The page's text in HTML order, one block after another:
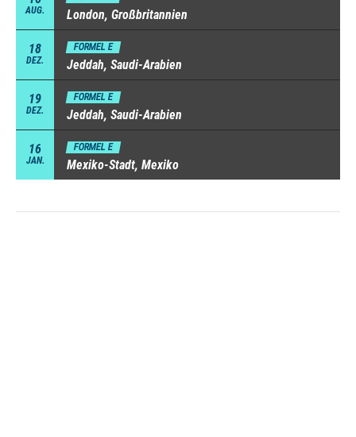
AUG. London, Großbritannien
18
DEZ.
FORMEL E
Jeddah, Saudi-Arabien
19
DEZ.
FORMEL E
Jeddah, Saudi-Arabien
16
JAN.
FORMEL E
Mexiko-Stadt, Mexiko